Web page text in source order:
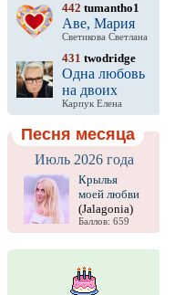
442 tumantho1
Аве, Мария
Светикова Светлана
431 twodridge
Одна любовь
на двоих
Карпук Елена
Песня месяца
Июль 2026 года
Крылья
моей любви
(Jalagonia)
Баллов: 659